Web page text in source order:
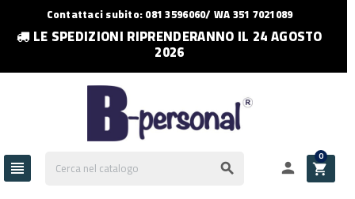
Contattaci subito: 081 3596060/ WA 351 7021089
LE SPEDIZIONI RIPRENDERANNO IL 24 AGOSTO
2026
   
0